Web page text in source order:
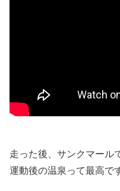
走った後、サンクマール
運動後の温泉って最高で